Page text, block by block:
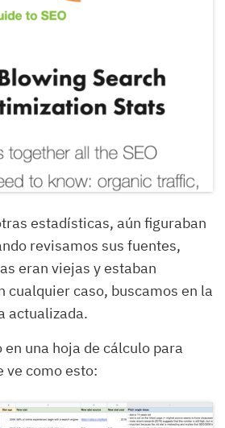
estadísticas, aún figuraban
revisamos sus fuentes,
eran viejas y estaban
cualquier caso, buscamos en la
actualizada.
una hoja de cálculo para
ve como esto: